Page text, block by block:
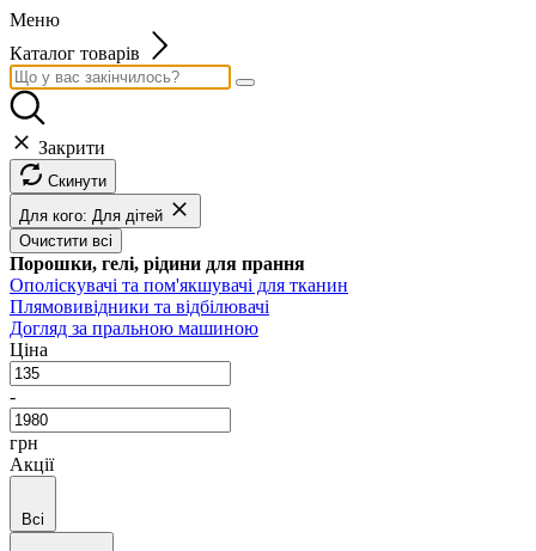
Меню
Каталог товарів
Закрити
Скинути
Для кого: Для дітей
Очистити всі
Порошки, гелі, рідини для прання
Ополіскувачі та пом'якшувачі для тканин
Плямовивідники та відбілювачі
Догляд за пральною машиною
Ціна
-
грн
Акції
Всі